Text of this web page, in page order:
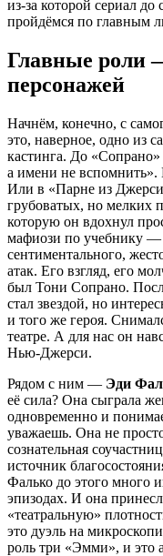
из-за которой сериал
пройдёмся по главным
Главные роли
персонажей
Начнём, конечно, с
это, наверное, одно из
кастинга. До
а имени не
Или в «Парне из
грубоватых, но мелких
которую он вдохнул
мафиози по учебнику —
сентиментального,
атак. Его взгляд, его
был Тони Сопрано.
стал звездой, но
и того же героя.
театре. А для нас он
Нью-Джерси.
Рядом с ним — Эди
её сила? Она сыграла
одновременно и
уважаешь. Она не
сознательная
источник
Фалько до этого много
эпизодах. И она
«театральную»
это дуэль на
роль три «Эмми», и это